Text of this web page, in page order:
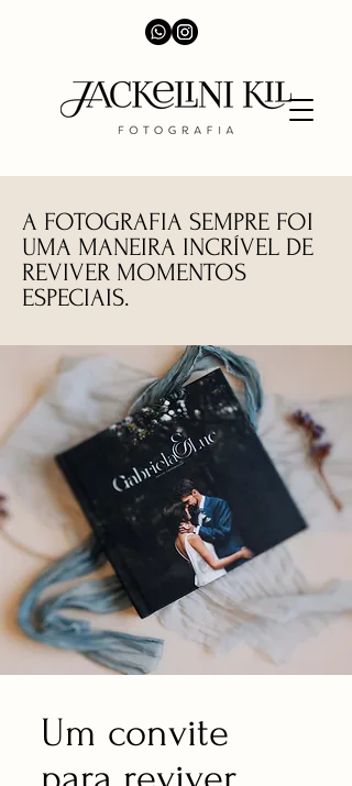
A FOTOGRAFIA SEMPRE FOI
UMA MANEIRA INCRÍVEL DE
REVIVER MOMENTOS
ESPECIAIS.
Um convite